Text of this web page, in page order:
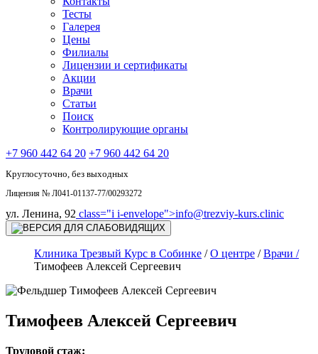
Тесты
Галерея
Цены
Филиалы
Лицензии и сертификаты
Акции
Врачи
Статьи
Поиск
Контролирующие органы
+7 960 442 64 20 +7 960 442 64 20
Круглосуточно, без выходных
Лицензия № Л041-01137-77/00293272
ул. Ленина, 92 class="i i-envelope">info@trezviy-kurs.clinic
Клиника Трезвый Курс в Собинке /О центре /Врачи /
Тимофеев Алексей Сергеевич
Тимофеев Алексей Сергеевич
Трудовой стаж: